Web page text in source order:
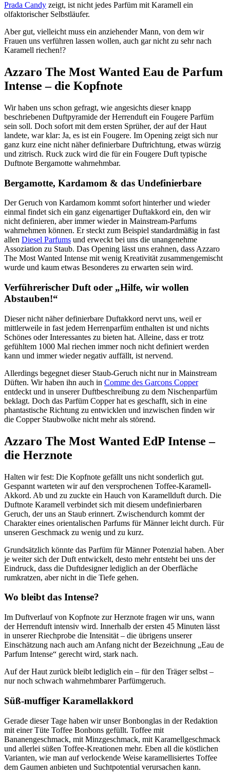
Prada Candy zeigt, ist nicht jedes Parfüm mit Karamell ein
olfaktorischer Selbstläufer.
Aber gut, vielleicht muss ein anziehender Mann, von dem wir
Frauen uns verführen lassen wollen, auch gar nicht zu sehr nach
Karamell riechen!?
Azzaro The Most Wanted Eau de Parfum
Intense – die Kopfnote
Wir haben uns schon gefragt, wie angesichts dieser knapp
beschriebenen Duftpyramide der Herrenduft ein Fougere Parfüm
sein soll. Doch sofort mit dem ersten Sprüher, der auf der Haut
landete, war klar: Ja, es ist ein Fougere. Im Opening zeigt sich nur
ganz kurz eine nicht näher definierbare Duftrichtung, etwas würzig
und zitrisch. Ruck zuck wird die für ein Fougere Duft typische
Duftnote Bergamotte wahrnehmbar.
Bergamotte, Kardamom & das Undefinierbare
Der Geruch von Kardamom kommt sofort hinterher und wieder
einmal findet sich ein ganz eigenartiger Duftakkord ein, den wir
nicht definieren, aber immer wieder in Mainstream-Parfums
wahrnehmen können. Er steckt zum Beispiel standardmäßig in fast
allen Diesel Parfums und erweckt bei uns die unangenehme
Assoziation zu Staub. Das Opening lässt uns erahnen, dass Azzaro
The Most Wanted Intense mit wenig Kreativität zusammengemischt
wurde und kaum etwas Besonderes zu erwarten sein wird.
Verführerischer Duft oder „Hilfe, wir wollen
Abstauben!“
Dieser nicht näher definierbare Duftakkord nervt uns, weil er
mittlerweile in fast jedem Herrenparfüm enthalten ist und nichts
Schönes oder Interessantes zu bieten hat. Alleine, dass er trotz
gefühltem 1000 Mal riechen immer noch nicht definiert werden
kann und immer wieder negativ auffällt, ist nervend.
Allerdings begegnet dieser Staub-Geruch nicht nur in Mainstream
Düften. Wir haben ihn auch in Comme des Garcons Copper
entdeckt und in unserer Duftbeschreibung zu dem Nischenparfüm
beklagt. Doch das Parfüm Copper hat es geschafft, sich in eine
phantastische Richtung zu entwicklen und inzwischen finden wir
die Copper Staubwolke nicht mehr als störend.
Azzaro The Most Wanted EdP Intense –
die Herznote
Halten wir fest: Die Kopfnote gefällt uns nicht sonderlich gut.
Gespannt warteten wir auf den versprochenen Toffee-Karamell-
Akkord. Ab und zu zuckte ein Hauch von Karamellduft durch. Die
Duftnote Karamell verbindet sich mit diesem undefinierbaren
Geruch, der uns an Staub erinnert. Zwischendurch kommt der
Charakter eines orientalischen Parfums für Männer leicht durch. Für
unseren Geschmack zu wenig und zu kurz.
Grundsätzlich könnte das Parfüm für Männer Potenzial haben. Aber
je weiter sich der Duft entwickelt, desto mehr entsteht bei uns der
Eindruck, dass die Duftdesigner lediglich an der Oberfläche
rumkratzen, aber nicht in die Tiefe gehen.
Wo bleibt das Intense?
Im Duftverlauf von Kopfnote zur Herznote fragen wir uns, wann
der Herrenduft intensiv wird. Innerhalb der ersten 45 Minuten lässt
in unserer Riechprobe die Intensität – die übrigens unserer
Einschätzung nach auch am Anfang nicht der Bezeichnung „Eau de
Parfum Intense“ gerecht wird, stark nach.
Auf der Haut zurück bleibt lediglich ein – für den Träger selbst –
nur noch schwach wahrnehmbarer Parfümgeruch.
Süß-muffiger Karamellakkord
Gerade dieser Tage haben wir unser Bonbonglas in der Redaktion
mit einer Tüte Toffee Bonbons gefüllt. Toffee mit
Bananengeschmack, mit Minzgeschmack, mit Karamellgeschmack
und allerlei süßen Toffee-Kreationen mehr. Eben all die köstlichen
Varianten, wie man auf verlockende Weise karamellisiertes Toffee
dem Gaumen anbieten und Suchtpotential verursachen kann.